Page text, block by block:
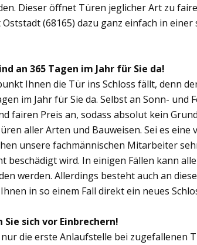
Dieser öffnet Türen jeglicher Art zu
(68165) dazu ganz einfach in einer
an 365 Tagen im Jahr für Sie da!
Ihnen die Tür ins Schloss fällt, denn
im Jahr für Sie da. Selbst an Sonn- und
fairen Preis an, sodass absolut kein
aller Arten und Bauweisen. Sei es eine
unsere fachmännischen Mitarbeiter
wird. In einigen Fällen kann
werden. Allerdings besteht auch an
in so einem Fall direkt ein neues
sich vor Einbrechern!
die erste Anlaufstelle bei zugefallenen